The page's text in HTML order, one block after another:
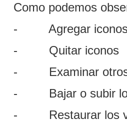
Como podemos
- Agregar
- Quitar iconos
- Examinar otros
- Bajar o subir los
- Restaurar los